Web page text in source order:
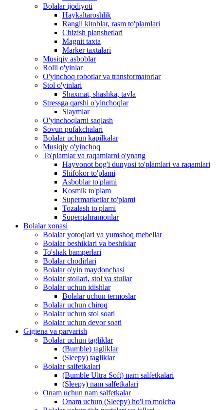
Bolalar ijodiyoti
Haykaltaroshlik
Rangli kitoblar, rasm to'plamlari
Chizish planshetlari
Magnit taxta
Marker taxtalari
Musiqiy asboblar
Rolli o'yinlar
O'yinchoq robotlar va transformatorlar
Stol o'yinlari
Shaxmat, shashka, tavla
Stressga qarshi o'yinchoqlar
Slaymlar
O'yinchoqlarni saqlash
Sovun pufakchalari
Bolalar uchun kapilkalar
Musiqiy o'yinchoq
To'plamlar va raqamlarni o'ynang
Hayvonot bog'i dunyosi to'plamlari va raqamlari
Shifokor to'plami
Asboblar to'plami
Kosmik to'plam
Supermarketlar to'plami
Tozalash to'plami
Superqahramonlar
Bolalar xonasi
Bolalar yotoqlari va yumshoq mebellar
Bolalar beshiklari va beshiklar
To'shak bamperlari
Bolalar chodirlari
Bolalar o'yin maydonchasi
Bolalar stollari, stol va stullar
Bolalar uchun idishlar
Bolalar uchun termoslar
Bolalar uchun chiroq
Bolalar uchun stol soati
Bolalar uchun devor soati
Gigiena va parvarish
Bolalar uchun tagliklar
(Bumble) tagliklar
(Sleepy) tagliklar
Bolalar salfetkalari
(Bumble Ultra Soft) nam salfetkalari
(Sleepy) nam salfetkalari
Onam uchun nam salfetkalar
Onam uchun (Sleepy) ho'l ro'molcha